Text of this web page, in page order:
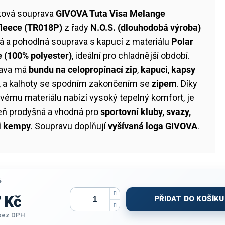
soupravaGIVOVA Tuta Visa Melange
(TR018P) z řady N.O.S. (dlouhodobá výroba)
a pohodlná souprava s kapucí z materiálu Polar
(100% polyester), ideální pro chladnější období.
má bundu na celopropínací zip, kapuci, kapsy
, a kalhoty se spodním zakončením sezipem. Díky
materiálu nabízí vysoký tepelný komfort, je
prodyšná a vhodná prosportovní kluby, svazy,
kempy. Soupravu doplňujívyšívaná loga GIVOVA.
Kč
DPH
PŘIDAT DO KOŠÍKU